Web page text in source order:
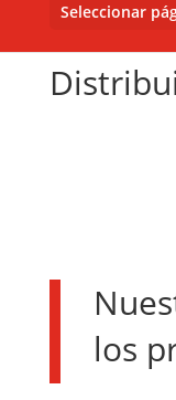
Seleccionar
los